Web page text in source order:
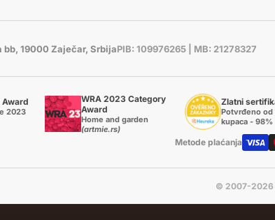
bb, 19000 Zaječar, SrbijaPIB: 109976265 | MB: 21278327
2023
WRA 2023 Category
Award
Home and garden
(artmie.rs)
Zlatni
Potvrđeno od
kupaca - 98%
Metode plaćanja
© 2007-2026